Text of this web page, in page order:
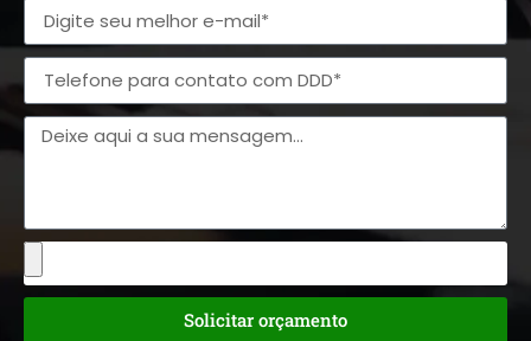
Solicitar orçamento